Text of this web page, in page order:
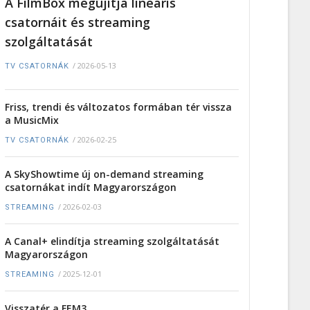
csatornáit és streaming
szolgáltatását
TV CSATORNÁK / 2026-05-13
Friss, trendi és változatos formában tér vissza
a MusicMix
TV CSATORNÁK / 2026-02-25
A SkyShowtime új on-demand streaming
csatornákat indít Magyarországon
STREAMING / 2026-02-03
A Canal+ elindítja streaming szolgáltatását
Magyarországon
STREAMING / 2025-12-01